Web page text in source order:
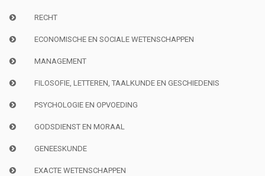
RECHT
ECONOMISCHE EN SOCIALE WETENSCHAPPEN
MANAGEMENT
FILOSOFIE, LETTEREN, TAALKUNDE EN GESCHIEDENIS
PSYCHOLOGIE EN OPVOEDING
GODSDIENST EN MORAAL
GENEESKUNDE
EXACTE WETENSCHAPPEN